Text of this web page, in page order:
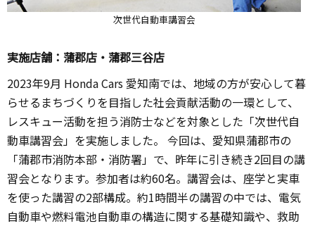
次世代自動車講習会
実施店舗：蒲郡店・蒲郡三谷店
2023年9月 Honda Cars 愛知南では、地域の方が安心して暮
らせるまちづくりを目指した社会貢献活動の一環として、
レスキュー活動を担う消防士などを対象とした「次世代自
動車講習会」を実施しました。 今回は、愛知県蒲郡市の
「蒲郡市消防本部・消防署」で、昨年に引き続き2回目の講
習会となります。参加者は約60名。講習会は、座学と実車
を使った講習の2部構成。約1時間半の講習の中では、電気
自動車や燃料電池自動車の構造に関する基礎知識や、救助